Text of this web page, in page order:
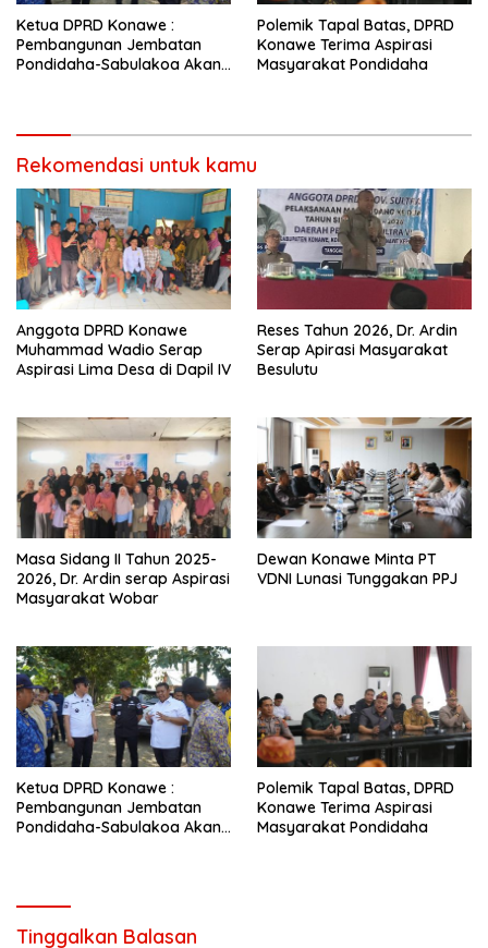
Ketua DPRD Konawe :
Pembangunan Jembatan
Pondidaha-Sabulakoa Akan
Polemik Tapal Batas, DPRD
Konawe Terima Aspirasi
Masyarakat Pondidaha
Rekomendasi untuk kamu
Anggota DPRD Konawe
Muhammad Wadio Serap
Aspirasi Lima Desa di Dapil IV
Reses Tahun 2026, Dr. Ardin
Serap Apirasi Masyarakat
Besulutu
Masa Sidang II Tahun 2025-
2026, Dr. Ardin serap Aspirasi
Masyarakat Wobar
Dewan Konawe Minta PT
VDNI Lunasi Tunggakan PPJ
Ketua DPRD Konawe :
Pembangunan Jembatan
Pondidaha-Sabulakoa Akan
Polemik Tapal Batas, DPRD
Konawe Terima Aspirasi
Masyarakat Pondidaha
Tinggalkan Balasan